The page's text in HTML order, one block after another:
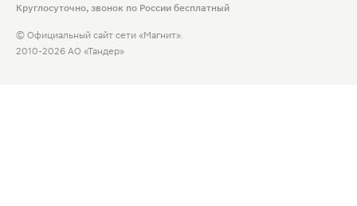
Круглосуточно, звонок по России бесплатный
© Официальный сайт сети «Магнит».
2010-2026 АО «Тандер»